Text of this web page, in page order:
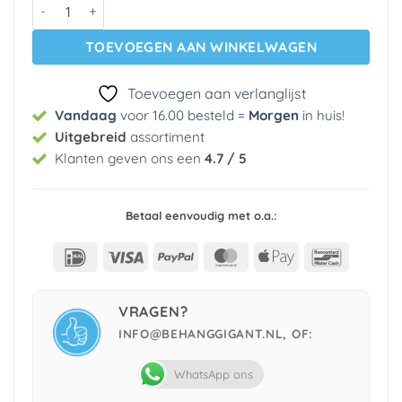
TOEVOEGEN AAN WINKELWAGEN
Toevoegen aan verlanglijst
Vandaag voor 16.00 besteld = Morgen in huis!
Uitgebreid assortiment
Klanten geven ons een 4.7 / 5
Betaal eenvoudig met o.a.:
IDeal Visa PayPal MasterCard
Apple
VRAGEN?
INFO@BEHANGGIGANT.NL, OF:
WhatsApp ons